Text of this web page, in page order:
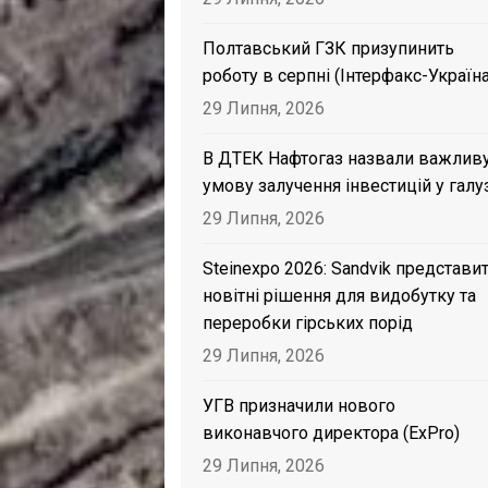
Полтавський ГЗК призупинить
роботу в серпні (Інтерфакс-
29 Липня, 2026
В ДТЕК Нафтогаз назвали
умову залучення інвестицій у
29 Липня, 2026
Steinexpo 2026: Sandvik
новітні рішення для видобутку та
переробки гірських порід
29 Липня, 2026
УГВ призначили нового
виконавчого директора (ExPro)
29 Липня, 2026